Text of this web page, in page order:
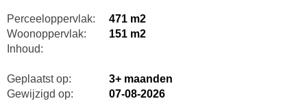
Perceeloppervlak:
471 m2
Woonoppervlak:
151 m2
Inhoud:
Geplaatst op:
3+ maanden
Gewijzigd op:
07-08-2026